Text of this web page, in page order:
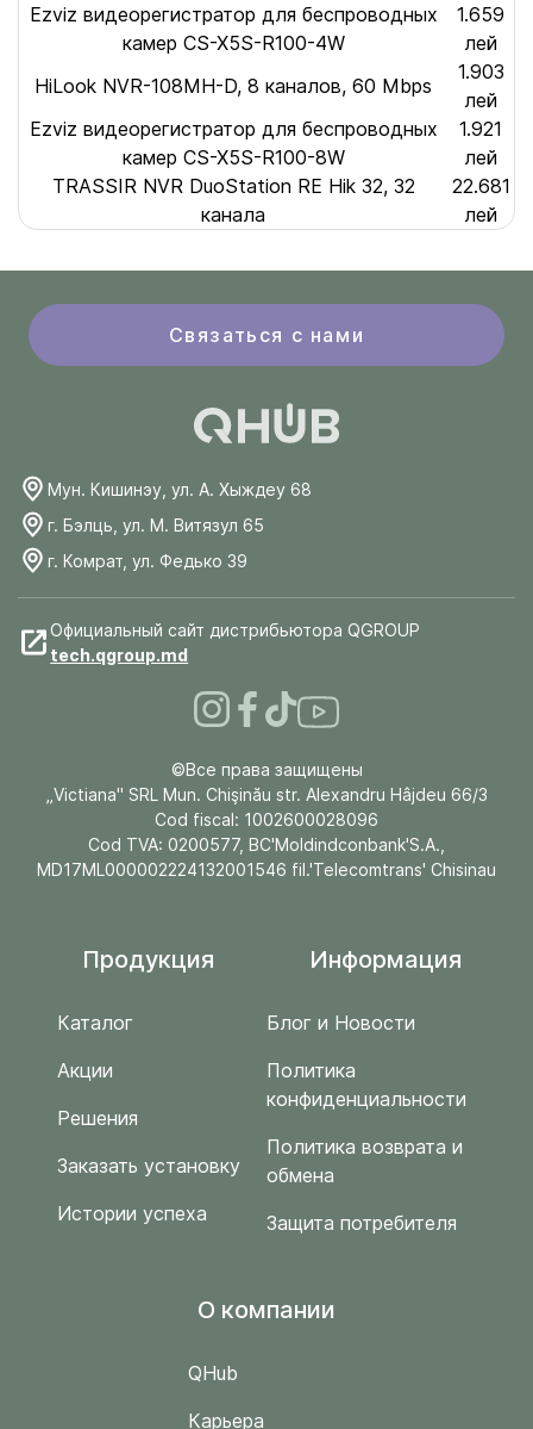
Ezviz видеорегистратор для беспроводных
камер CS-X5S-R100-4W
1.659
лей
HiLook NVR-108MH-D, 8 каналов, 60 Mbps
1.903
лей
Ezviz видеорегистратор для беспроводных
камер CS-X5S-R100-8W
1.921
лей
TRASSIR NVR DuoStation RE Hik 32, 32
канала
22.681
лей
Связаться с нами
Мун. Кишинэу, ул. А. Хыждеу 68
г. Бэлць, ул. М. Витязул 65
г. Комрат, ул. Федько 39
Официальный сайт дистрибьютора QGROUP
tech.qgroup.md
©Все права защищены
„Victiana" SRL Mun. Chişinău str. Alexandru Hâjdeu 66/3
Cod fiscal: 1002600028096
Cod TVA: 0200577, BC'Moldindconbank'S.A.,
MD17ML000002224132001546 fil.'Telecomtrans' Chisinau
Продукция
Каталог
Акции
Решения
Заказать установку
Истории успеха
Информация
Блог и Новости
Политика
конфиденциальности
Политика возврата и
обмена
Защита потребителя
O компании
QHub
Карьера